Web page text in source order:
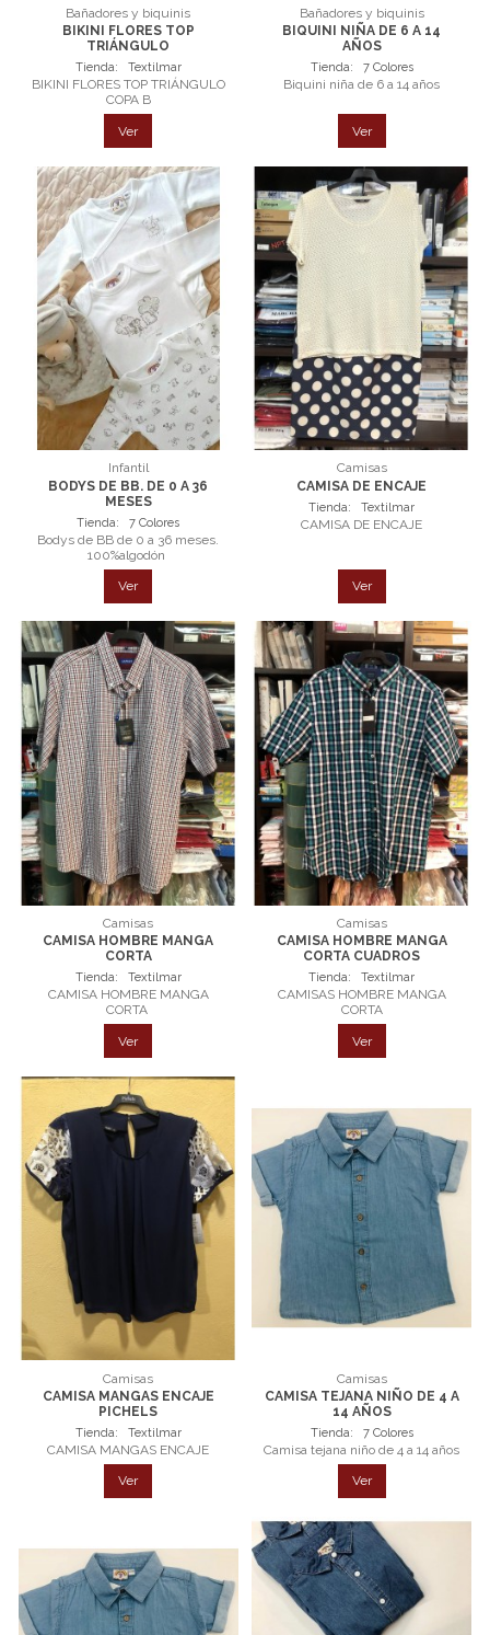
Bañadores y biquinis
BIKINI FLORES TOP
TRIÁNGULO
Tienda: Textilmar
BIKINI FLORES TOP TRIÁNGULO
COPA B
Ver
Bañadores y biquinis
BIQUINI NIÑA DE 6 A 14
AÑOS
Tienda: 7 Colores
Biquini niña de 6 a 14 años
Ver
Infantil
BODYS DE BB. DE 0 A 36
MESES
Tienda: 7 Colores
Bodys de BB de 0 a 36 meses.
100%algodón
Ver
Camisas
CAMISA DE ENCAJE
Tienda: Textilmar
CAMISA DE ENCAJE
Ver
Camisas
CAMISA HOMBRE MANGA
CORTA
Tienda: Textilmar
CAMISA HOMBRE MANGA
CORTA
Ver
Camisas
CAMISA HOMBRE MANGA
CORTA CUADROS
Tienda: Textilmar
CAMISAS HOMBRE MANGA
CORTA
Ver
Camisas
CAMISA MANGAS ENCAJE
PICHELS
Tienda: Textilmar
CAMISA MANGAS ENCAJE
Ver
Camisas
CAMISA TEJANA NIÑO DE 4 A
14 AÑOS
Tienda: 7 Colores
Camisa tejana niño de 4 a 14 años
Ver